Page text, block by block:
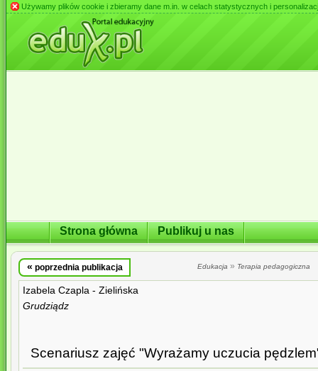
Używamy plików cookie i zbieramy dane m.in. w celach statystycznych i
Strona główna Publikuj u nas
« poprzednia publikacja Edukacja » Terapia pedagogiczna
Izabela Czapla - Zielińska
Grudziądz
Scenariusz zajęć "Wyrażamy uczucia